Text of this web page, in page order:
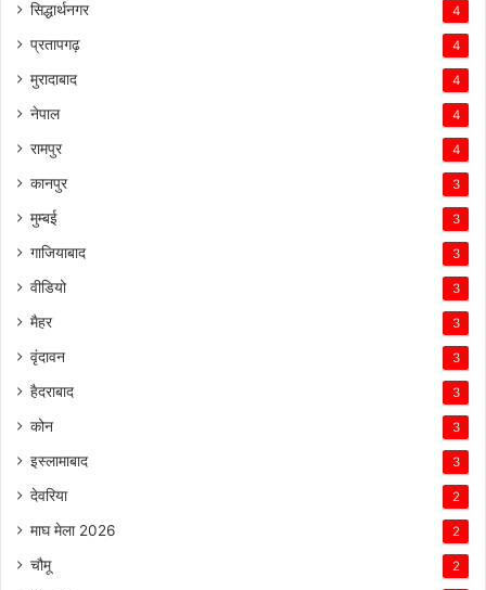
सिद्धार्थनगर 4
प्रतापगढ़ 4
मुरादाबाद 4
नेपाल 4
रामपुर 4
कानपुर 3
मुम्बई 3
गाजियाबाद 3
वीडियो 3
मैहर 3
वृंदावन 3
हैदराबाद 3
कोन 3
इस्लामाबाद 3
देवरिया 2
माघ मेला 2026 2
चौमू 2